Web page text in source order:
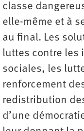
classe
elle-même et à
au final. Les
luttes contre les
sociales, les
renforcement
redistribution
d’une